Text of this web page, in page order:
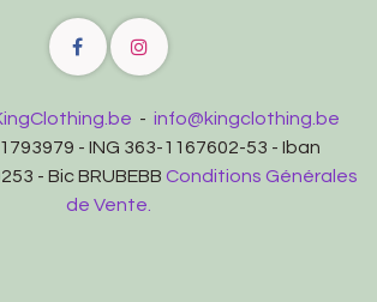
- info@kingclothing.be
- ING 363-1167602-53 - Iban
- Bic BRUBEBB Conditions Générales
de Vente.